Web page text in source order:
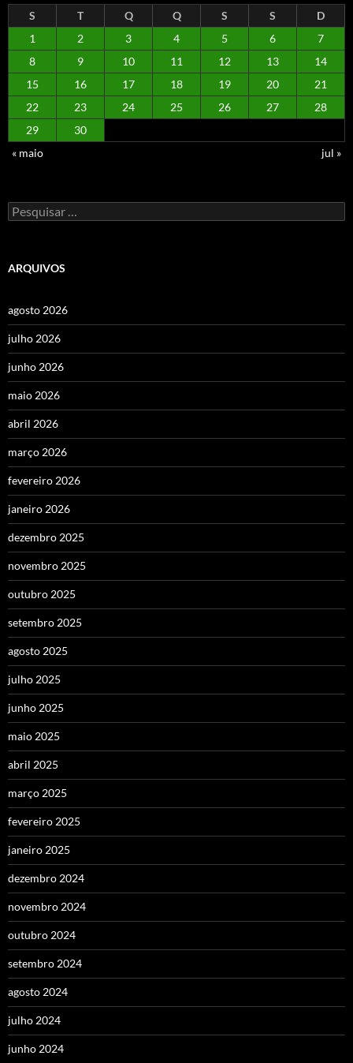
S T Q Q S S
D
1
2 3 4 5 6
7
8
9 10 11 12 13
14
15
16 17 18 19 20
21
22
23 24 25 26 27
28
29
30
« maio
jul »
Pesquisar
por:
ARQUIVOS
agosto 2026
julho 2026
junho 2026
maio 2026
abril 2026
março 2026
fevereiro 2026
janeiro 2026
dezembro 2025
novembro 2025
outubro 2025
setembro 2025
agosto 2025
julho 2025
junho 2025
maio 2025
abril 2025
março 2025
fevereiro 2025
janeiro 2025
dezembro 2024
novembro 2024
outubro 2024
setembro 2024
agosto 2024
julho 2024
junho 2024